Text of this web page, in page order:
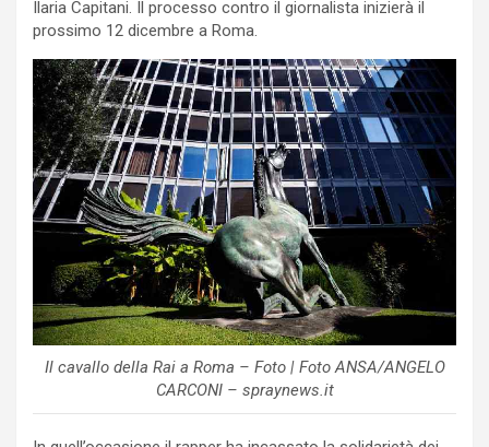
Ilaria Capitani. Il processo contro il giornalista inizierà il
prossimo 12 dicembre a Roma.
Il cavallo della Rai a Roma – Foto | Foto ANSA/ANGELO
CARCONI – spraynews.it